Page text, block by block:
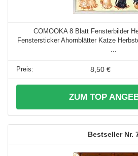
COMOOKA 8 Blatt Fensterbilder
Fenstersticker Ahornblätter Katze
...
8,50 €
ZUM TOP